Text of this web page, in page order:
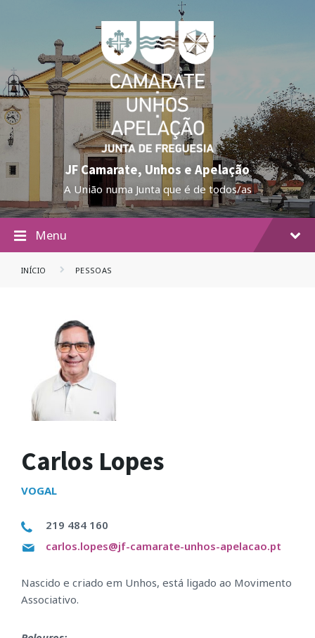
JF Camarate, Unhos e Apelação
A União numa Junta que é de todos/as
Menu
INÍCIO PESSOAS
Carlos Lopes
VOGAL
219 484 160
carlos.lopes@jf-camarate-unhos-apelacao.pt
Nascido e criado em Unhos, está ligado ao Movimento
Associativo.